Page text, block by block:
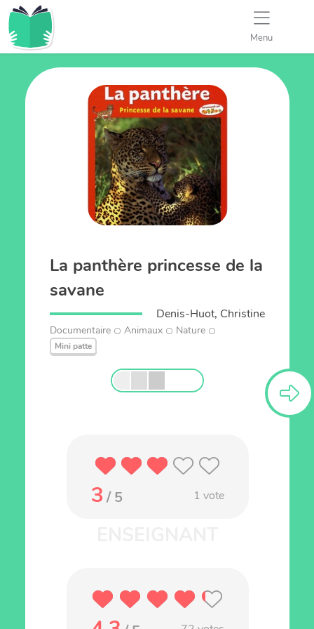
Menu
La panthère princesse de la
savane
Denis-Huot, Christine
Documentaire Animaux Nature
Mini patte
3 / 5 1 vote